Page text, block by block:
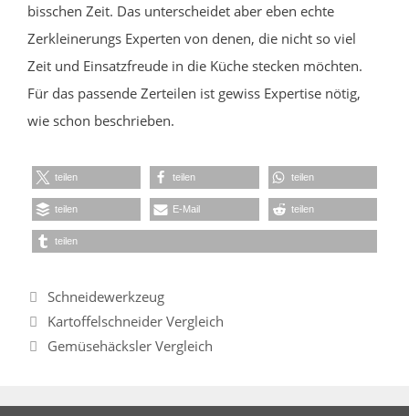
bisschen Zeit. Das unterscheidet aber eben echte
Zerkleinerungs Experten von denen, die nicht so viel
Zeit und Einsatzfreude in die Küche stecken möchten.
Für das passende Zerteilen ist gewiss Expertise nötig,
wie schon beschrieben.
teilen teilen teilen
teilen E-Mail teilen
teilen
Kategorien
Schneidewerkzeug
Kartoffelschneider Vergleich
Gemüsehäcksler Vergleich